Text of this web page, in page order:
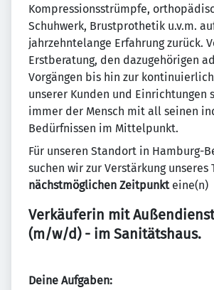
Kompressionsstrümpfe,
Schuhwerk, Brustprothetik u.v.m.
jahrzehntelange Erfahrung zurück.
Erstberatung, den dazugehörigen
Vorgängen bis hin zur
unserer Kunden und Einrichtungen
immer der Mensch mit all seinen
Bedürfnissen im Mittelpunkt.
Für unseren Standort in Hamburg-
suchen wir zur Verstärkung unseres
nächstmöglichen Zeitpunkteine(n)
Verkäuferin mit
(m/w/d) - im Sanitätshaus.
Deine Aufgaben: